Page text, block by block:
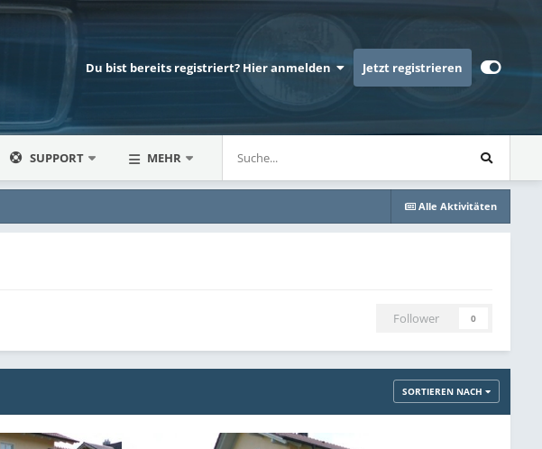
Du bist bereits registriert? Hier anmelden Jetzt registrieren
SUPPORT MEHR
Alle Aktivitäten
Follower 0
SORTIEREN NACH